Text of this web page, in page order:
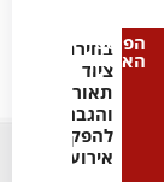
הפוסט
האחרון
בחירת
ציוד
תאורה
והגברה
להפקת
אירועים